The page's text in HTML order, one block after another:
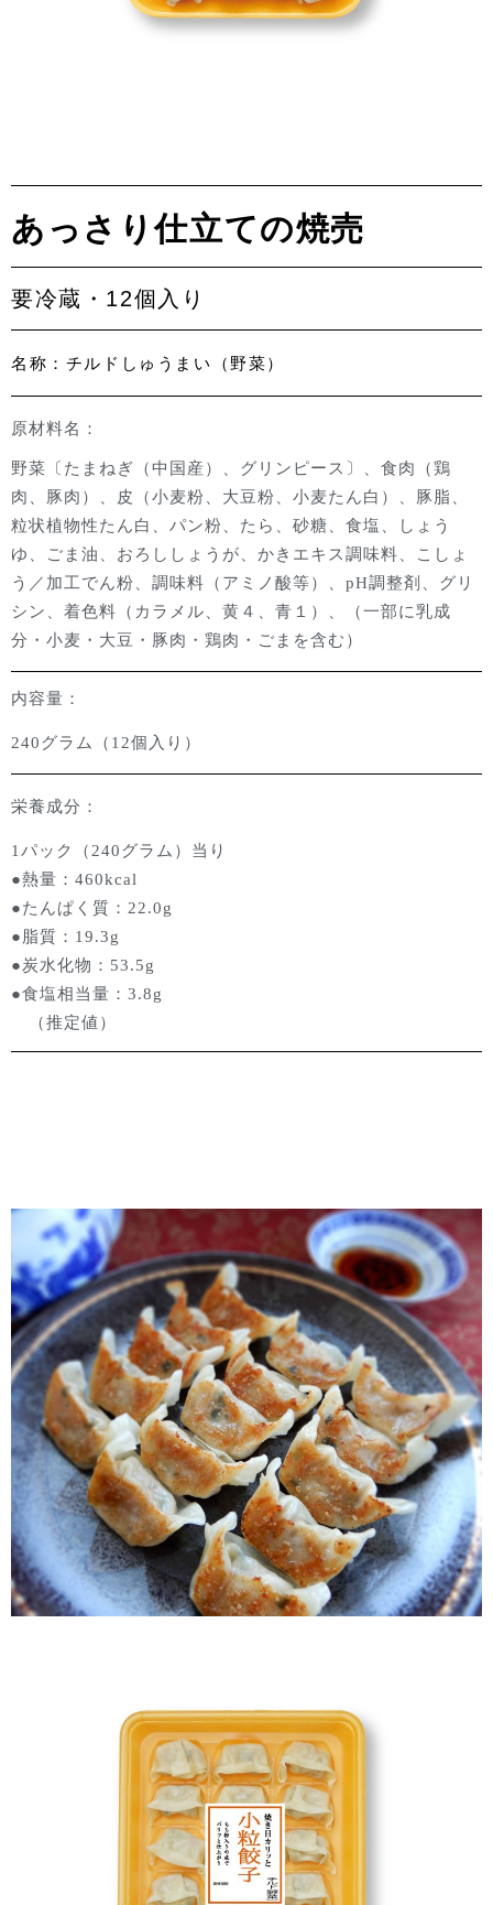
あっさり仕立ての焼売
要冷蔵・12個入り
名称：チルドしゅうまい（野菜）
原材料名：
野菜〔たまねぎ（中国産）、グリンピース〕、食肉（鶏
肉、豚肉）、皮（小麦粉、大豆粉、小麦たん白）、豚脂、
粒状植物性たん白、パン粉、たら、砂糖、食塩、しょう
ゆ、ごま油、おろししょうが、かきエキス調味料、こしょ
う／加工でん粉、調味料（アミノ酸等）、 pH調整剤、グリ
シン、着色料（カラメル、黄４、青１）、（一部に乳成
分・小麦・大豆・豚肉・鶏肉・ごまを含む）
内容量：
240グラム （12個入り）
栄養成分：
1パック（240グラム）当り
●熱量：460kcal
●たんぱく質：22.0g
●脂質：19.3g
●炭水化物：53.5g
●食塩相当量：3.8g
（推定値）